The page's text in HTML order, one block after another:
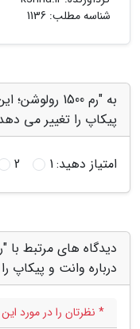
شناسه مطلب: 1136
به "رم 1500
پیکاپ را تغییر می
امتیاز دهید:1
2
درباره وانت و پیکاپ
* نظرتان را در مورد این